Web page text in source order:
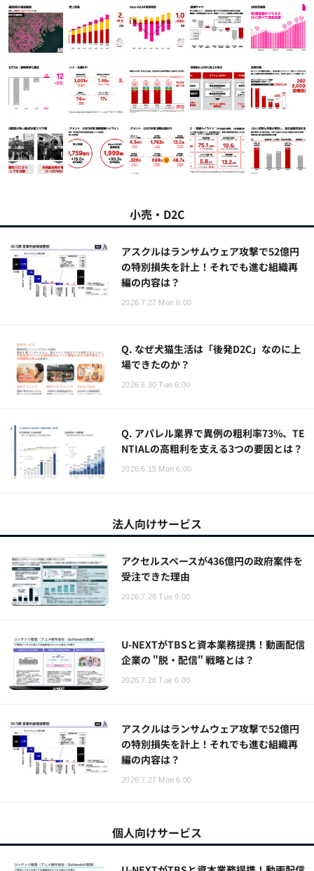
小売・D2C
アスクルはランサムウェア攻撃で52億円
の特別損失を計上！それでも進む組織再
編の内容は？
2026.7.27 Mon 6:00
Q. なぜ犬猫生活は「後発D2C」なのに上
場できたのか？
2026.6.30 Tue 6:00
Q. アパレル業界で異例の粗利率73%、TE
NTIALの高粗利を支える3つの要因とは？
2026.6.15 Mon 6:00
法人向けサービス
アクセルスペースが436億円の政府案件を
受注できた理由
2026.7.28 Tue 9:00
U-NEXTがTBSと資本業務提携！動画配信
企業の "脱・配信" 戦略とは？
2026.7.28 Tue 6:00
アスクルはランサムウェア攻撃で52億円
の特別損失を計上！それでも進む組織再
編の内容は？
2026.7.27 Mon 6:00
個人向けサービス